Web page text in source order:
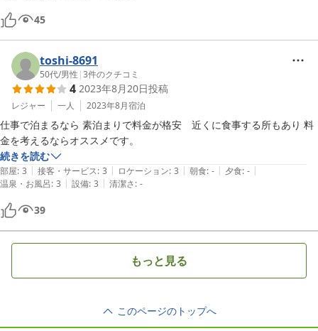
45
toshi-8691
50代/男性 |3件のクチコミ
4 2023年8月20日投稿
レジャー 一人 2023年8月宿泊
仕事で泊まるなら 素泊まりで料金が格安　近くに食事する所もあり 料
金を考えるならオススメです。
続きを読む
部屋: 3 | 接客・サービス: 3 | ロケーション: 3 | 朝食: - | 夕食: - |
温泉・お風呂: 3 | 設備: 3 | 清潔さ: -
39
もっと見る
このページのトップへ